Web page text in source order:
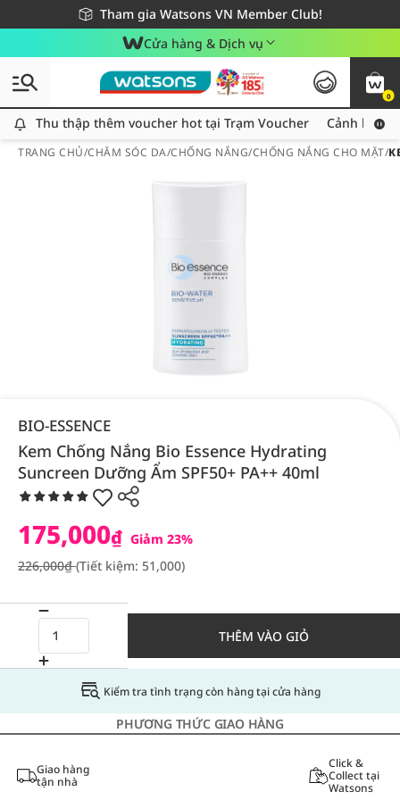
Tham gia Watsons VN Member Club!
Miễn phí giao hàng cho đơn hàng từ 249,000Đ
Giao hàng nhanh 24h - Áp dụng khu vực TP. Hồ Chí Minh
Cửa hàng & Dịch vụ
0
Thu thập thêm voucher hot tại Trạm Voucher
Thu thập thêm voucher hot tại Trạm Voucher Cảnh báo
TRANG CHỦ/CHĂM SÓC DA/CHỐNG NẮNG/CHỐNG NẮNG CHO MẶT/
BIO-ESSENCE
Kem Chống Nắng Bio Essence Hydrating
Suncreen Dưỡng Ẩm SPF50+ PA++ 40ml
175,000₫ Giảm 23%
226,000₫(Tiết kiệm: 51,000)
THÊM VÀO GIỎ
Kiểm tra tình trạng còn hàng tại cửa hàng
PHƯƠNG THỨC GIAO HÀNG
Giao hàng
tận nhà
Click &
Collect tại
Watsons